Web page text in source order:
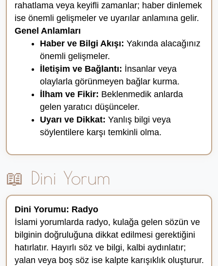
rahatlama veya keyifli zamanlar; haber dinlemek
ise önemli gelişmeler ve uyarılar anlamına gelir.
Genel Anlamları
Haber ve Bilgi Akışı: Yakında alacağınız
önemli gelişmeler.
İletişim ve Bağlantı: İnsanlar veya
olaylarla görünmeyen bağlar kurma.
İlham ve Fikir: Beklenmedik anlarda
gelen yaratıcı düşünceler.
Uyarı ve Dikkat: Yanlış bilgi veya
söylentilere karşı temkinli olma.
📖 Dini Yorum
Dini Yorumu: Radyo
İslami yorumlarda radyo, kulağa gelen sözün ve
bilginin doğruluğuna dikkat edilmesi gerektiğini
hatırlatır. Hayırlı söz ve bilgi, kalbi aydınlatır;
yalan veya boş söz ise kalpte karışıklık oluşturur.